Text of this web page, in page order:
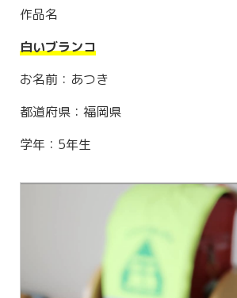
作品名
白いブランコ
お名前：あつき
都道府県：福岡県
学年：5年生